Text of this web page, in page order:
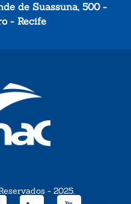
de Suassuna, 500 -
- Recife
- 2025.